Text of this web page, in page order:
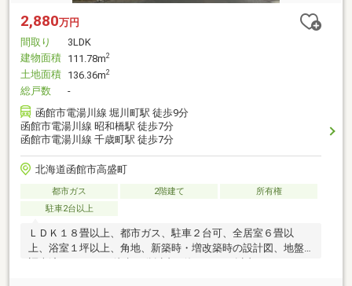
2,880万円
間取り
3LDK
建物面積 111.78m2
土地面積 136.36m2
総戸数
-
函館市電湯川線 堀川町駅 徒歩9分
函館市電湯川線 昭和橋駅 徒歩7分
函館市電湯川線 千歳町駅 徒歩7分
北海道函館市高盛町
都市ガス 2階建て
所有権
駐車2台以上
ＬＤＫ１８畳以上、都市ガス、駐車２台可、全居室６畳以
上、浴室１坪以上、角地、新築時・増改築時の設計図、地盤